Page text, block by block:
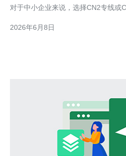
对于中小企业来说，选择CN2专线或
出口线路，稳定性与带宽保障更好，
2026年6月8日